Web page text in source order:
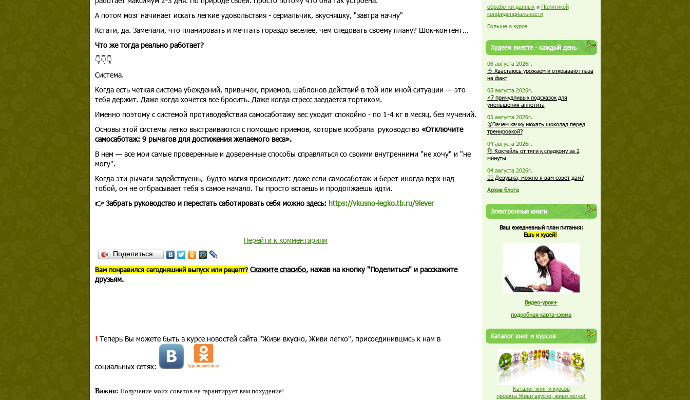
А потом мозг начинает искать легкие удовольствия - сериальчик, вкусняшку, "завтра начну"
Кстати, да. Замечали, что планировать и мечтать гораздо веселее, чем следовать своему плану? Шок-контент...
Что же тогда реально работает?
👇👇👇
Система.
Когда есть четкая система убеждений, привычек, приемов, шаблонов действий в той или иной ситуации — это
тебя держит. Даже когда хочется все бросить. Даже когда стресс заедается тортиком.
Именно поэтому с системой противодействия самосаботажу вес уходит спокойно - по 1-4 кг в месяц, без мучений.
Основы этой системы легко выстраиваются с помощью приемов, которые ясобрала руководство «Отключите
самосаботаж: 9 рычагов для достижения желаемого веса».
В нем — все мои самые проверенные и доверенные способы справляться со своими внутренними "не хочу" и "не
могу".
Когда эти рычаги задействуешь, будто магия происходит: даже если самосаботаж и берет иногда верх над
тобой, он не отбрасывает тебя в самое начало. Ты просто встаешь и продолжаешь идти.
👉 Забрать руководство и перестать саботировать себя можно здесь: https://vkusno-legko.tb.ru/9lever
Перейти к комментариям
Поделиться…
Вам понравился сегодняшний выпуск или рецепт? Скажите спасибо, нажав на кнопку "Поделиться" и расскажите
друзьям.
! Теперь Вы можете быть в курсе новостей сайта "Живи вкусно, Живи легко", присоединившись к нам в
социальных сетях:
Важно: Получение моих советов не гарантирует вам похудение!
обработки данных и Политикой
конфиденциальности
Больше о курсе
Худеем вместе - каждый день
06 августа 2026г.
🍅 Хвастаюсь урожаем и открываю глаза
на факт
05 августа 2026г.
⚡7 причудливых подсказок для
уменьшения аппетита
05 августа 2026г.
😮Зачем качку нюхать шоколад перед
тренировкой?
04 августа 2026г.
👌 Коктейль от тяги к сладкому за 2
минуты
04 августа 2026г.
🏋️‍♀️ Девушка, можно я вам совет дам?
Архив блога
Электронные книги
Ваш ежедневный план питания:
Ешь и худей!
Видео-урок+
подробная карта-схема
Каталог книг и курсов
Каталог книг и курсов
проекта Живи вкусно, живи легко!